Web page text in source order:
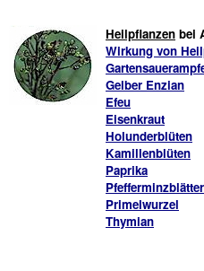
Heilpflanzen bei
Wirkung von
Gelber Enzian
Efeu
Eisenkraut
Holunderblüten
Kamillenblüten
Paprika
Pfefferminzblätter
Primelwurzel
Thymian